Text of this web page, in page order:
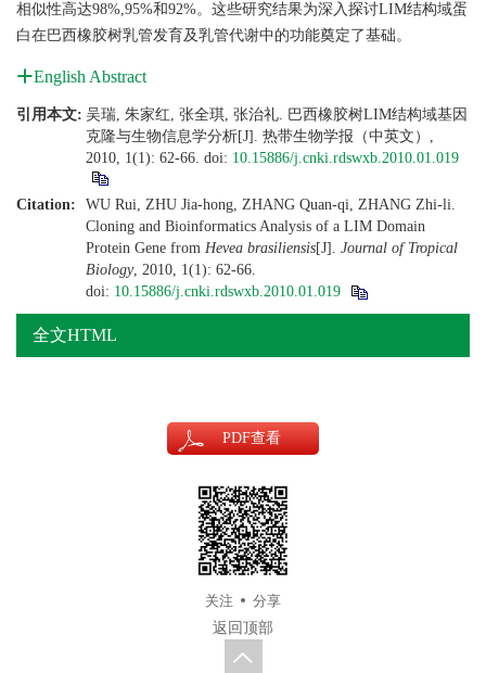
相似性高达98%,95%和92%。这些研究结果为深入探讨LIM结构域蛋
白在巴西橡胶树乳管发育及乳管代谢中的功能奠定了基础。
English Abstract
引用本文: 吴瑞, 朱家红, 张全琪, 张治礼. 巴西橡胶树LIM结构域基因
克隆与生物信息学分析[J]. 热带生物学报（中英文）,
2010, 1(1): 62-66. doi: 10.15886/j.cnki.rdswxb.2010.01.019
Citation:
WU Rui, ZHU Jia-hong, ZHANG Quan-qi, ZHANG Zhi-li.
Cloning and Bioinformatics Analysis of a LIM Domain
Protein Gene from Hevea brasiliensis[J]. Journal of Tropical
Biology, 2010, 1(1): 62-66.
doi: 10.15886/j.cnki.rdswxb.2010.01.019
全文HTML
PDF查看
关注
分享
返回顶部